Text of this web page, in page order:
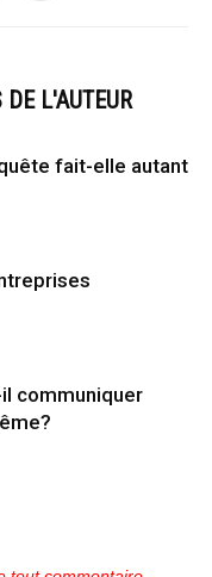
DE L'AUTEUR
fait-elle autant
communiquer